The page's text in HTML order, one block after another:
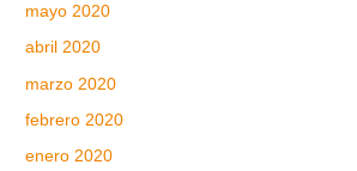
mayo 2020
abril 2020
marzo 2020
febrero 2020
enero 2020